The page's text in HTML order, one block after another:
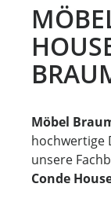
Möbel
hochwertige
unsere
Conde